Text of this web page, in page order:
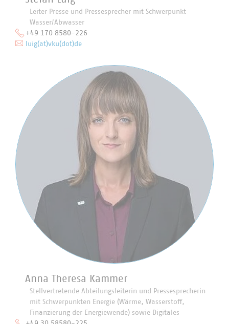
Leiter Presse und Pressesprecher mit Schwerpunkt
Wasser/Abwasser
+49 170 8580-226
luig(at)vku(dot)de
Anna Theresa Kammer
Stellvertretende Abteilungsleiterin und Pressesprecherin
mit Schwerpunkten Energie (Wärme, Wasserstoff,
Finanzierung der Energiewende) sowie Digitales